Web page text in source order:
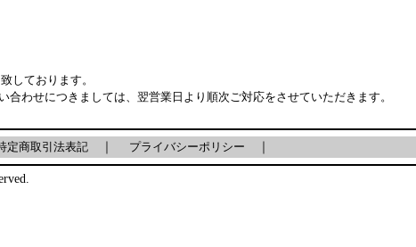
しております。
わせにつきましては、翌営業日より順次ご対応をさせていただきます。
定商取引法表記｜ プライバシーポリシー